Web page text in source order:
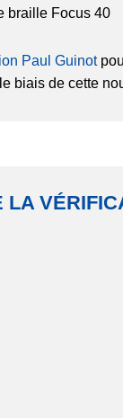
braille Focus 40
Paul Guinot
biais de cette